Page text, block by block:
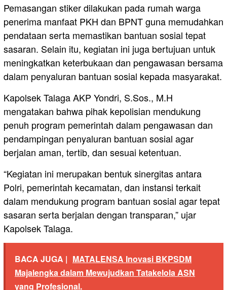
Pemasangan stiker dilakukan pada rumah warga
penerima manfaat PKH dan BPNT guna memudahkan
pendataan serta memastikan bantuan sosial tepat
sasaran. Selain itu, kegiatan ini juga bertujuan untuk
meningkatkan keterbukaan dan pengawasan bersama
dalam penyaluran bantuan sosial kepada masyarakat.
Kapolsek Talaga AKP Yondri, S.Sos., M.H
mengatakan bahwa pihak kepolisian mendukung
penuh program pemerintah dalam pengawasan dan
pendampingan penyaluran bantuan sosial agar
berjalan aman, tertib, dan sesuai ketentuan.
“Kegiatan ini merupakan bentuk sinergitas antara
Polri, pemerintah kecamatan, dan instansi terkait
dalam mendukung program bantuan sosial agar tepat
sasaran serta berjalan dengan transparan,” ujar
Kapolsek Talaga.
BACA JUGA | MATALENSA Inovasi BKPSDM
Majalengka dalam Mewujudkan Tatakelola ASN
yang Profesional.